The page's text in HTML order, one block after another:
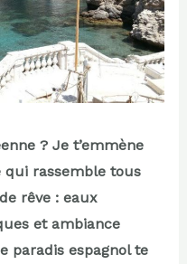
? Je t’emmène
qui rassemble tous
rêve : eaux
et ambiance
paradis espagnol te